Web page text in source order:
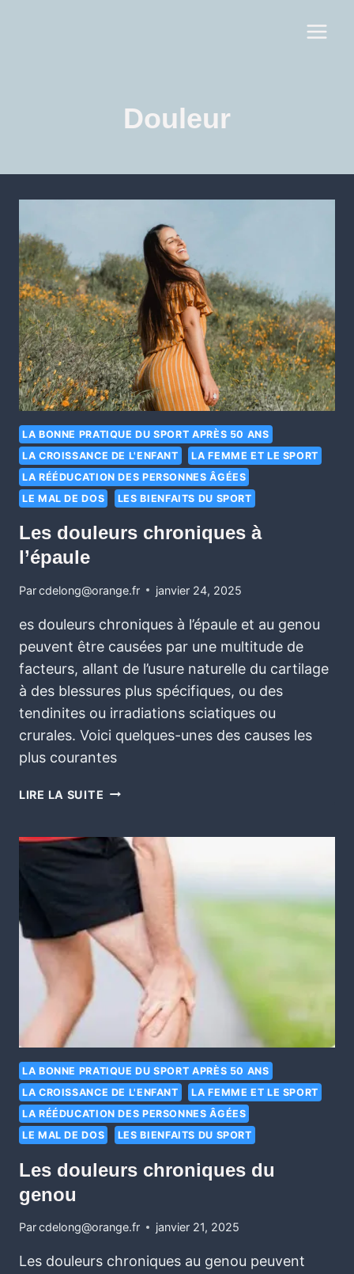
Douleur
LA BONNE PRATIQUE DU SPORT APRÈS 50 ANS
LA CROISSANCE DE L'ENFANT
LA FEMME ET LE SPORT
LA RÉÉDUCATION DES PERSONNES ÂGÉES
LE MAL DE DOS
LES BIENFAITS DU SPORT
Les douleurs chroniques à
l’épaule
Parcdelong@orange.fr janvier 24, 2025
es douleurs chroniques à l’épaule et au genou
peuvent être causées par une multitude de
facteurs, allant de l’usure naturelle du cartilage
à des blessures plus spécifiques, ou des
tendinites ou irradiations sciatiques ou
crurales. Voici quelques-unes des causes les
plus courantes
LIRE LA SUITE
LA BONNE PRATIQUE DU SPORT APRÈS 50 ANS
LA CROISSANCE DE L'ENFANT
LA FEMME ET LE SPORT
LA RÉÉDUCATION DES PERSONNES ÂGÉES
LE MAL DE DOS
LES BIENFAITS DU SPORT
Les douleurs chroniques du
genou
Parcdelong@orange.fr janvier 21, 2025
Les douleurs chroniques au genou peuvent